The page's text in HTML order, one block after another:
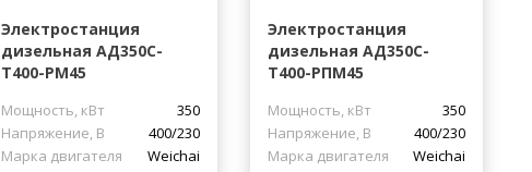
Электростанция
дизельная АД350С-
Т400-РМ45
Мощность, кВт
350
Напряжение, В
400/230
Марка двигателя
Weichai
Электростанция
дизельная АД350С-
Т400-РПМ45
Мощность, кВт
350
Напряжение, В
400/230
Марка двигателя
Weichai